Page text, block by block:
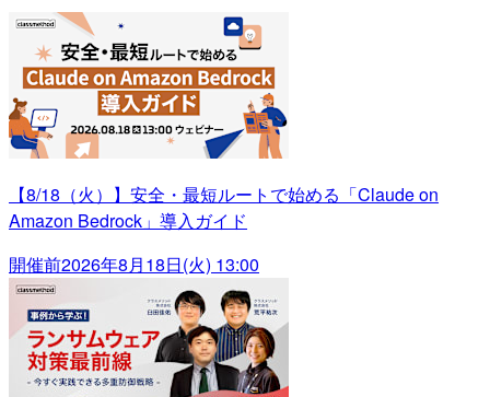
【8/18（火）】安全・最短ルートで始める「Claude on
Amazon Bedrock」導入ガイド
開催前2026年8月18日(火) 13:00